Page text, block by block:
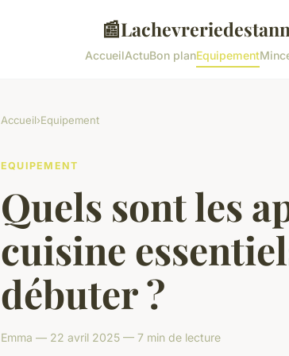
📰
AccueilActuBon planEquipement
Accueil›Equipement
EQUIPEMENT
Quels sont les
cuisine
débuter ?
Emma — 22 avril 2025 — 7 min de lecture